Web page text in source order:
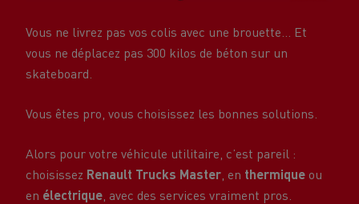
Vous ne livrez pas vos colis avec une brouette... Et
vous ne déplacez pas 300 kilos de béton sur un
skateboard.
Vous êtes pro, vous choisissez les bonnes solutions.
Alors pour votre véhicule utilitaire, c’est pareil :
choisissez Renault Trucks Master , en thermique ou
en électrique , avec des services vraiment pros.